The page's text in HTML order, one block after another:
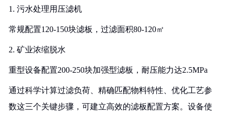
1. 污水处理用压滤机
常规配置120-150块滤板，过滤面积80-120㎡
2. 矿业浓缩脱水
重型设备配置200-250块加强型滤板，耐压能力达2.5MPa
通过科学计算过滤负荷、精确匹配物料特性、优化工艺参
数这三个关键步骤，可建立高效的滤板配置方案。设备使